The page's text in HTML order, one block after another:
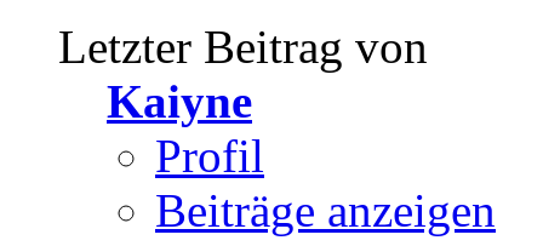
Letzter Beitrag von
Kaiyne
Profil
Beiträge anzeigen